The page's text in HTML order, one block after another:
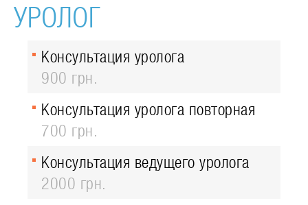
УРОЛОГ
Консультация уролога
900 грн.
Консультация уролога повторная
700 грн.
Консультация ведущего уролога
2000 грн.